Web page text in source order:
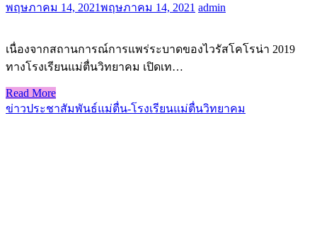
พฤษภาคม 14, 2021พฤษภาคม 14, 2021 admin
เนื่องจากสถานการณ์​การแพร่ระบาดของไวรัสโคโรน่า​ 2019​
ทางโรงเรียน​แม่​ตื่น​วิทยาคม​ เปิดเท…
Read More
ข่าวประชาสัมพันธ์แม่ตื่น-โรงเรียนแม่ตื่นวิทยาคม